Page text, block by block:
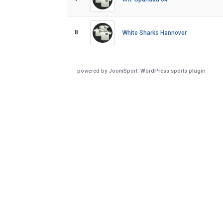
8 White Sharks Hannover
powered by JoomSport: WordPress sports plugin